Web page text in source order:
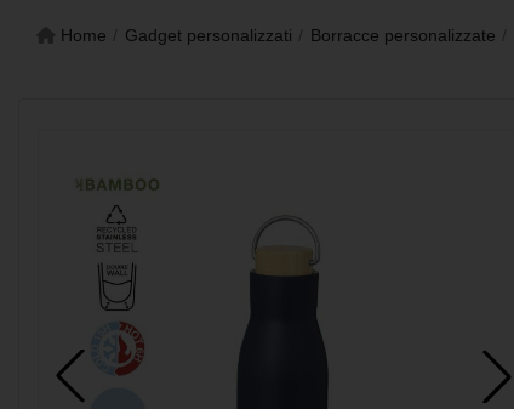
Home Gadget personalizzati Borracce personalizzate